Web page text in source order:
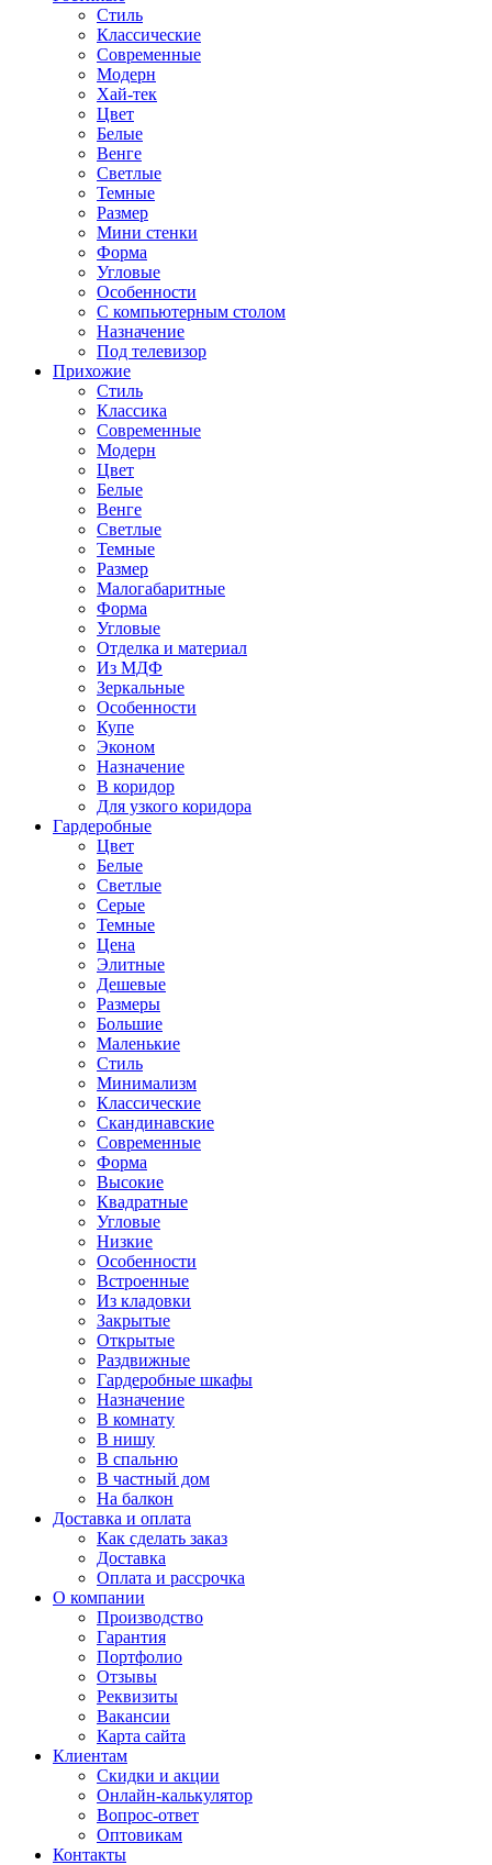
Стиль
Классические
Современные
Модерн
Хай-тек
Цвет
Белые
Венге
Светлые
Темные
Размер
Мини стенки
Форма
Угловые
Особенности
С компьютерным столом
Назначение
Под телевизор
Прихожие
Стиль
Классика
Современные
Модерн
Цвет
Белые
Венге
Светлые
Темные
Размер
Малогабаритные
Форма
Угловые
Отделка и материал
Из МДФ
Зеркальные
Особенности
Купе
Эконом
Назначение
В коридор
Для узкого коридора
Гардеробные
Цвет
Белые
Светлые
Серые
Темные
Цена
Элитные
Дешевые
Размеры
Большие
Маленькие
Стиль
Минимализм
Классические
Скандинавские
Современные
Форма
Высокие
Квадратные
Угловые
Низкие
Особенности
Встроенные
Из кладовки
Закрытые
Открытые
Раздвижные
Гардеробные шкафы
Назначение
В комнату
В нишу
В спальню
В частный дом
На балкон
Доставка и оплата
Как сделать заказ
Доставка
Оплата и рассрочка
О компании
Производство
Гарантия
Портфолио
Отзывы
Реквизиты
Вакансии
Карта сайта
Клиентам
Скидки и акции
Онлайн-калькулятор
Вопрос-ответ
Оптовикам
Контакты